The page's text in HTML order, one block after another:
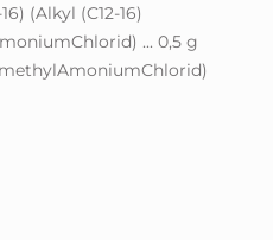
(Alkyl (C12-16)
... 0,5 g